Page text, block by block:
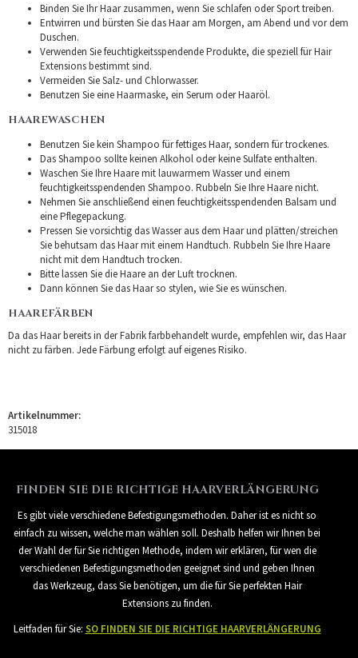
Binden Sie Ihr Haar zusammen, wenn Sie schlafen oder Sport treiben.
Entwirren und bürsten Sie das Haar am Morgen, am Abend und vor dem
Duschen.
Verwenden Sie feuchtigkeitsspendende Produkte, die speziell für Hair
Extensions bestimmt sind.
Vermeiden Sie Salz- und Chlorwasser.
Benutzen Sie eine Haarmaske, ein Serum oder Haaröl.
HAAREWASCHEN
Benutzen Sie kein Shampoo für fettiges Haar, sondern für trockenes.
Das Shampoo sollte keinen Alkohol oder keine Sulfate enthalten.
Waschen Sie Ihre Haare mit lauwarmem Wasser und einem
feuchtigkeitsspendenden Shampoo. Rubbeln Sie Ihre Haare nicht.
Nehmen Sie anschließend einen feuchtigkeitsspendenden Balsam und
eine Pflegepackung.
Pressen Sie vorsichtig das Wasser aus dem Haar und plätten/streichen
Sie behutsam das Haar mit einem Handtuch. Rubbeln Sie Ihre Haare
nicht mit dem Handtuch trocken.
Bitte lassen Sie die Haare an der Luft trocknen.
Dann können Sie das Haar so stylen, wie Sie es wünschen.
HAAREFÄRBEN
Da das Haar bereits in der Fabrik farbbehandelt wurde, empfehlen wir, das Haar
nicht zu färben. Jede Färbung erfolgt auf eigenes Risiko.
Artikelnummer:
315018
FINDEN SIE DIE RICHTIGE HAARVERLÄNGERUNG
Es gibt viele verschiedene Befestigungsmethoden. Daher ist es nicht so
einfach zu wissen, welche man wählen soll. Deshalb helfen wir Ihnen bei
der Wahl der für Sie richtigen Methode, indem wir erklären, für wen die
verschiedenen Befestigungsmethoden geeignet sind und geben Ihnen
das Werkzeug, dass Sie benötigen, um die für Sie perfekten Hair
Extensions zu finden.
Leitfaden für Sie: SO FINDEN SIE DIE RICHTIGE HAARVERLÄNGERUNG